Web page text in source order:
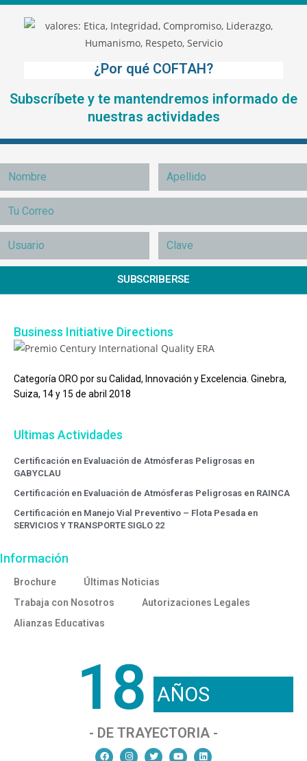
¿Por qué COFTAH?
Subscríbete y te mantendremos informado de
nuestras actividades
SUBSCRIBERSE
Business Initiative Directions
Categoría ORO por su Calidad, Innovación y Excelencia. Ginebra,
Suiza, 14 y 15 de abril 2018
Ultimas Actividades
Certificación en Evaluación de Atmósferas Peligrosas en
GABYCLAU
Certificación en Evaluación de Atmósferas Peligrosas en RAINCA
Certificación en Manejo Vial Preventivo – Flota Pesada en
SERVICIOS Y TRANSPORTE SIGLO 22
Información
Brochure
Últimas Noticias
Trabaja con Nosotros
Autorizaciones Legales
Alianzas Educativas
18 AÑOS
- DE TRAYECTORIA -